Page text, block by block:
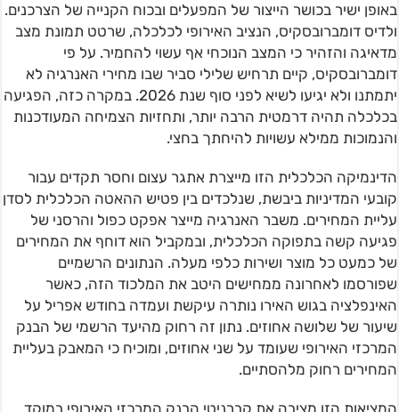
באופן ישיר בכושר הייצור של המפעלים ובכוח הקנייה של הצרכנים.
ולדיס דומברובסקיס, הנציב האירופי לכלכלה, שרטט תמונת מצב
מדאיגה והזהיר כי המצב הנוכחי אף עשוי להחמיר. על פי
דומברובסקיס, קיים תרחיש שלילי סביר שבו מחירי האנרגיה לא
יתמתנו ולא יגיעו לשיא לפני סוף שנת 2026. במקרה כזה, הפגיעה
בכלכלה תהיה דרמטית הרבה יותר, ותחזיות הצמיחה המעודכנות
והנמוכות ממילא עשויות להיחתך בחצי.
הדינמיקה הכלכלית הזו מייצרת אתגר עצום וחסר תקדים עבור
קובעי המדיניות ביבשת, שנלכדים בין פטיש ההאטה הכלכלית לסדן
עליית המחירים. משבר האנרגיה מייצר אפקט כפול והרסני של
פגיעה קשה בתפוקה הכלכלית, ובמקביל הוא דוחף את המחירים
של כמעט כל מוצר ושירות כלפי מעלה. הנתונים הרשמיים
שפורסמו לאחרונה ממחישים היטב את המלכוד הזה, כאשר
האינפלציה בגוש האירו נותרה עיקשת ועמדה בחודש אפריל על
שיעור של שלושה אחוזים. נתון זה רחוק מהיעד הרשמי של הבנק
המרכזי האירופי שעומד על שני אחוזים, ומוכיח כי המאבק בעליית
המחירים רחוק מלהסתיים.
המציאות הזו מציבה את קברניטי הבנק המרכזי האירופי במוקד